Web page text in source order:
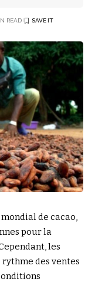
READ
de cacao,
pour la
les
des ventes